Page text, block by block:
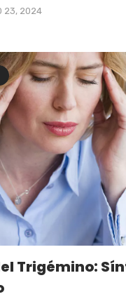
23, 2024
Trigémino: